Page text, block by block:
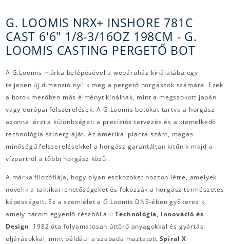
G. LOOMIS NRX+ INSHORE 781C
CAST 6'6" 1/8-3/16OZ 198CM - G.
LOOMIS CASTING PERGETŐ BOT
A G.Loomis márka belépésével a webáruház kínálatába egy
teljesen új dimenzió nyílik meg a pergető horgászok számára. Ezek
a botok merőben más élményt kínálnak, mint a megszokott japán
vagy európai felszerelések. A G.Loomis botokat tartva a horgász
azonnal érzi a különbséget: a precíziós tervezés és a kiemelkedő
technológia szinergiáját. Az amerikai piacra szánt, magas
minőségű felszerelésekkel a horgász garantáltan kitűnik majd a
vízpartról a többi horgász közül.
A márka filozófiája, hogy olyan eszközöket hozzon létre, amelyek
növelik a taktikai lehetőségeket és fokozzák a horgász természetes
képességeit. Ez a szemlélet a G.Loomis DNS-ében gyökerezik,
amely három egyenlő részből áll:Technológia, Innováció és
Design. 1982 óta folyamatosan úttörő anyagokkal és gyártási
eljárásokkal, mint például a szabadalmaztatott Spiral X